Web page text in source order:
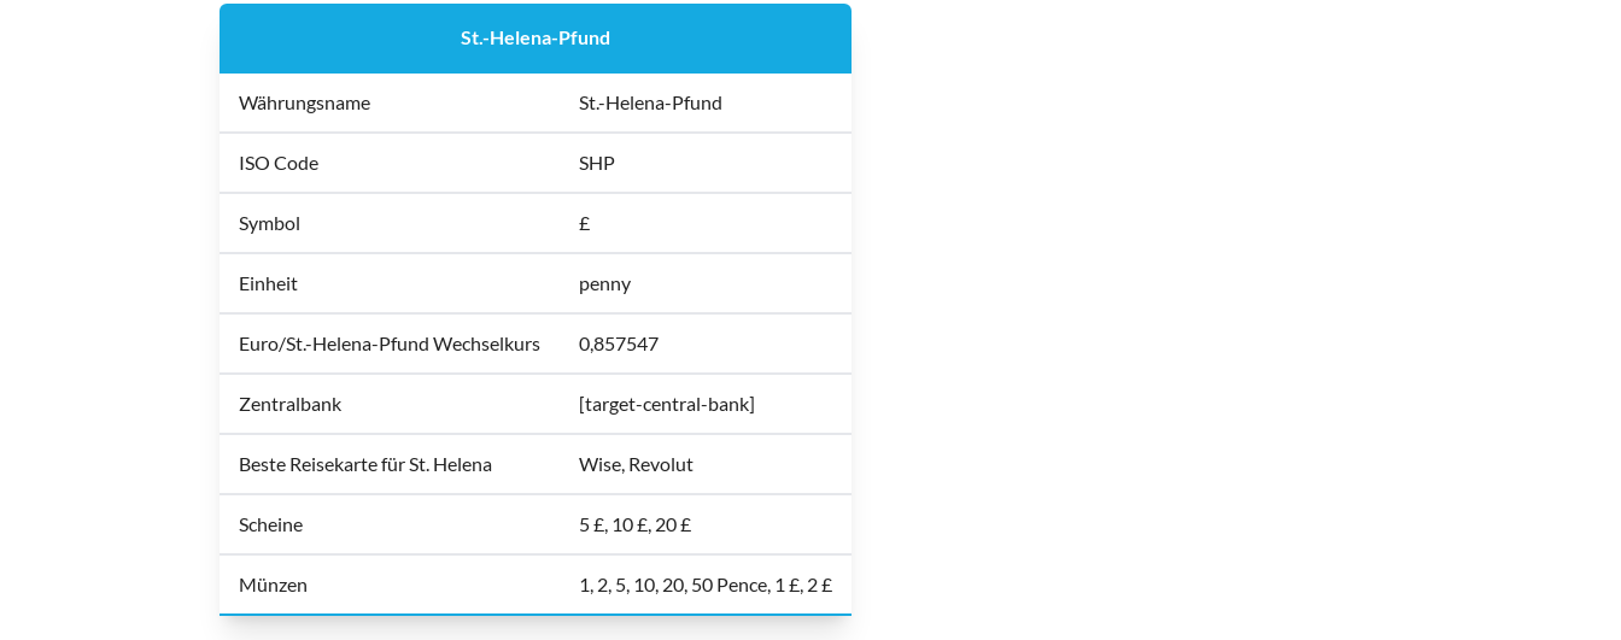
St.-Helena-Pfund
Währungsname St.-Helena-Pfund
ISO Code SHP
Symbol £
Einheit penny
Euro/St.-Helena-Pfund Wechselkurs 0,857547
Zentralbank [target-central-bank]
Beste Reisekarte für St. Helena Wise, Revolut
Scheine 5 £, 10 £, 20 £
Münzen 1, 2, 5, 10, 20, 50 Pence, 1 £, 2 £